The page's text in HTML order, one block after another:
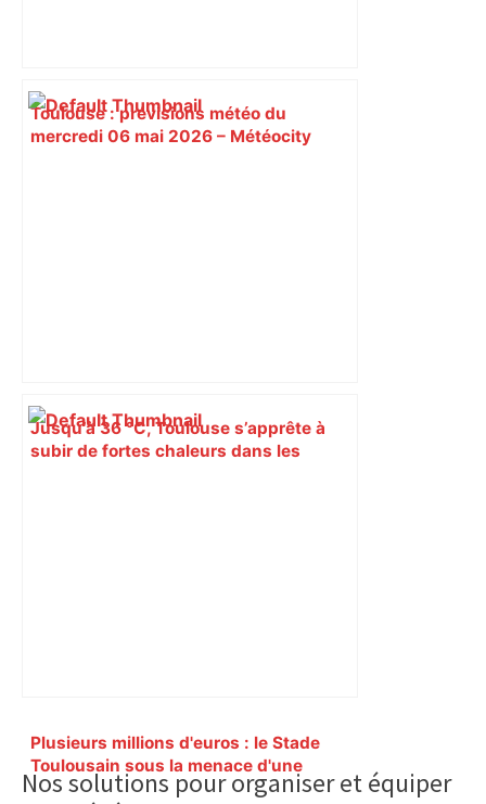
Toulouse : prévisions météo du
mercredi 06 mai 2026 – Météocity
Jusqu’à 36 °C, Toulouse s’apprête à
subir de fortes chaleurs dans les
Plusieurs millions d'euros : le Stade
Toulousain sous la menace d'une
amende record pour des infractions au
Primary
Sidebar
Nos solutions pour organiser et équiper